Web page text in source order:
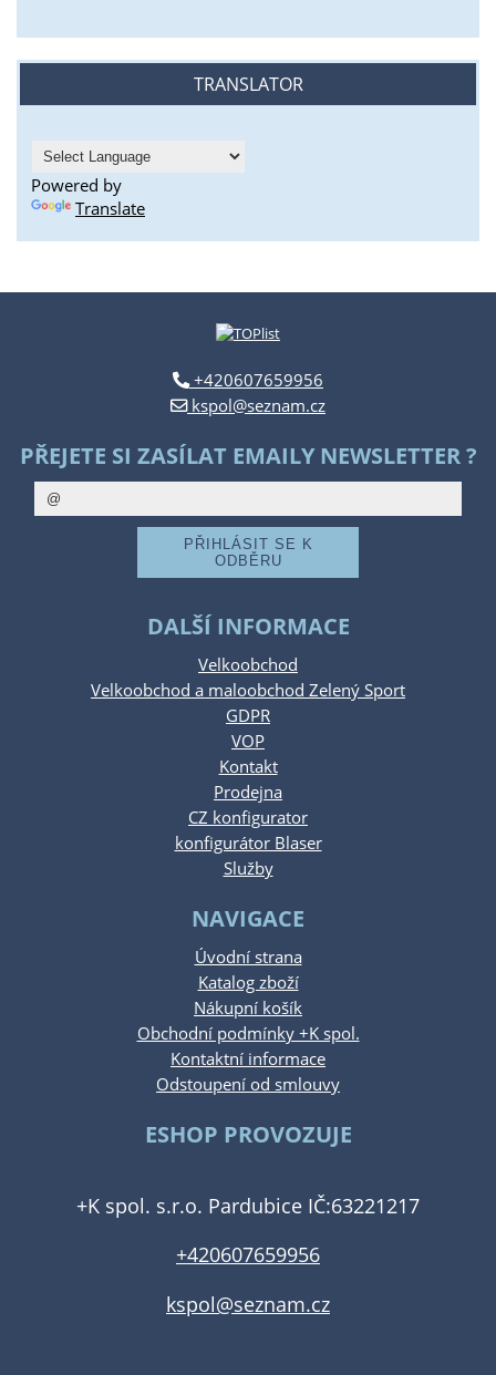
TRANSLATOR
Powered by
Translate
+420607659956
kspol@seznam.cz
PŘEJETE SI ZASÍLAT EMAILY NEWSLETTER ?
DALŠÍ INFORMACE
Velkoobchod
Velkoobchod a maloobchod Zelený Sport
GDPR
VOP
Kontakt
Prodejna
CZ konfigurator
konfigurátor Blaser
Služby
NAVIGACE
Úvodní strana
Katalog zboží
Nákupní košík
Obchodní podmínky +K spol.
Kontaktní informace
Odstoupení od smlouvy
ESHOP PROVOZUJE
+K spol. s.r.o. Pardubice IČ:63221217
+420607659956
kspol@seznam.cz